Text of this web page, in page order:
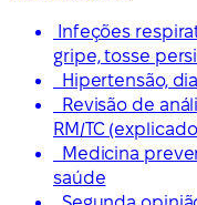
Infeções
gripe, tosse
Hipertensão,
Revisão de
RM/TC
Medicina
saúde